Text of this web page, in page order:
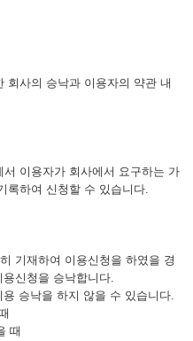
회사의 승낙과 이용자의 약관 내
이용자가 회사에서 요구하는 가
록하여 신청할 수 있습니다.
기재하여 이용신청을 하였을 경
신청을 승낙합니다.
승낙을 하지 않을 수 있습니다.
때